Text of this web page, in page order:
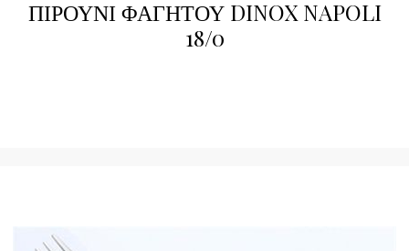
ΠΙΡΟΥΝΙ ΦΑΓΗΤΟΥ DINOX NAPOLI
18/0